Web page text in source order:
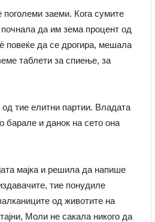
заеми. Кога сумите
да им зема процент од
повеќе да се дрогира, мешала
таблети за спиење, за
тие елитни партии. Владата
барале и данок на сето она
мајка и решила да напише
тие понудиле
од животите на
Моли не сакала никого да